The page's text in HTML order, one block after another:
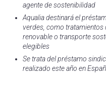
agente de sostenibilidad
Aqualia destinará el
verdes, como tratamientos
renovable o transporte
elegibles
Se trata del préstamo
realizado este año en